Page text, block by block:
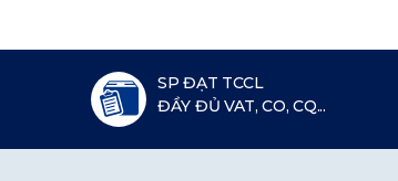
SP ĐẠT TCCL
ĐẦY ĐỦ VAT, CO, CQ...